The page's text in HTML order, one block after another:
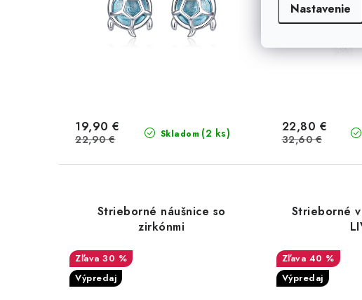
Nastavenie
Skladom (2 ks)
19,90 €
22,90 €
22,80 €
32,60 €
Strieborné náušnice so
zirkónmi
30 %
Výpredaj
Strieborné
40 %
Výpredaj